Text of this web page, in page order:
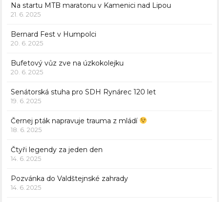
Na startu MTB maratonu v Kamenici nad Lipou
21. 6. 2025
Bernard Fest v Humpolci
20. 6. 2025
Bufetový vůz zve na úzkokolejku
20. 6. 2025
Senátorská stuha pro SDH Rynárec 120 let
19. 6. 2025
Černej pták napravuje trauma z mládí
18. 6. 2025
Čtyři legendy za jeden den
14. 6. 2025
Pozvánka do Valdštejnské zahrady
14. 6. 2025